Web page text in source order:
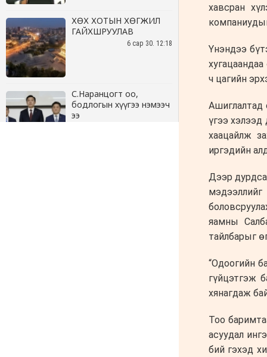
ХӨХ ХОТЫН ХӨГЖИЛ
ГАЙХШРУУЛАВ
6 сар 30. 12:18
С.Наранцогт оо,
бодлогын хүүгээ нэмээч
ээ